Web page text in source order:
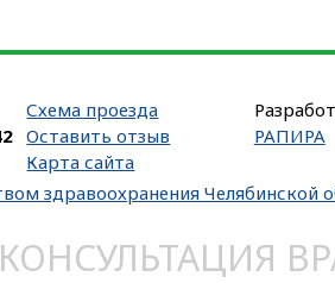
Схема проезда
Оставить отзыв
Карта сайта
здравоохранения Челябинской
РАПИРА